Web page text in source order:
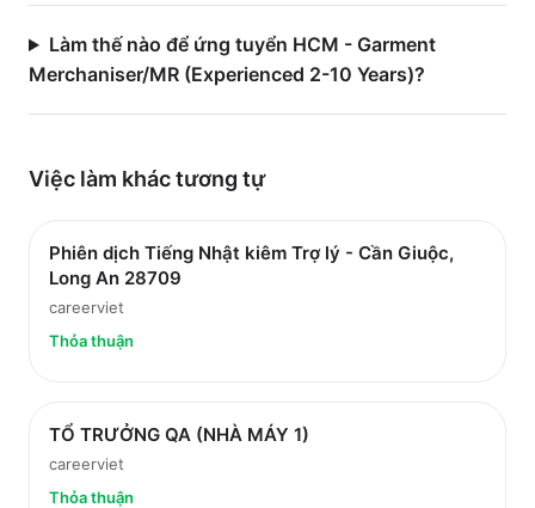
Làm thế nào để ứng tuyển HCM - Garment
Merchaniser/MR (Experienced 2-10 Years)?
Việc làm kháctương tự
Phiên dịch Tiếng Nhật kiêm Trợ lý - Cần Giuộc,
Long An 28709
careerviet
Thỏa thuận
TỔ TRƯỞNG QA (NHÀ MÁY 1)
careerviet
Thỏa thuận